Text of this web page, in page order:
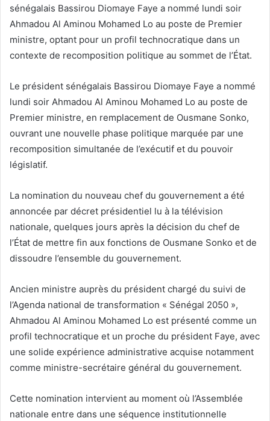
sénégalais Bassirou Diomaye Faye a nommé lundi soir
Ahmadou Al Aminou Mohamed Lo au poste de Premier
ministre, optant pour un profil technocratique dans un
contexte de recomposition politique au sommet de l’État.
Le président sénégalais Bassirou Diomaye Faye a nommé
lundi soir Ahmadou Al Aminou Mohamed Lo au poste de
Premier ministre, en remplacement de Ousmane Sonko,
ouvrant une nouvelle phase politique marquée par une
recomposition simultanée de l’exécutif et du pouvoir
législatif.
La nomination du nouveau chef du gouvernement a été
annoncée par décret présidentiel lu à la télévision
nationale, quelques jours après la décision du chef de
l’État de mettre fin aux fonctions de Ousmane Sonko et de
dissoudre l’ensemble du gouvernement.
Ancien ministre auprès du président chargé du suivi de
l’Agenda national de transformation « Sénégal 2050 »,
Ahmadou Al Aminou Mohamed Lo est présenté comme un
profil technocratique et un proche du président Faye, avec
une solide expérience administrative acquise notamment
comme ministre-secrétaire général du gouvernement.
Cette nomination intervient au moment où l’Assemblée
nationale entre dans une séquence institutionnelle